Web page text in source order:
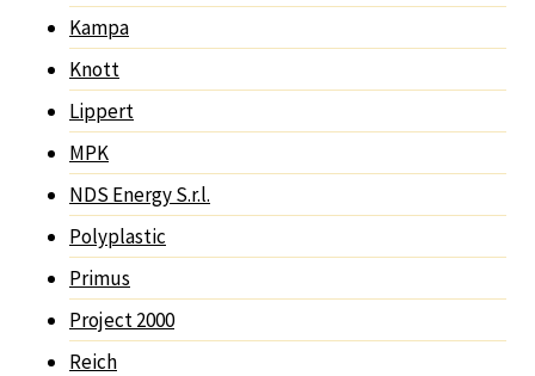
Kampa
Knott
Lippert
MPK
NDS Energy S.r.l.
Polyplastic
Primus
Project 2000
Reich